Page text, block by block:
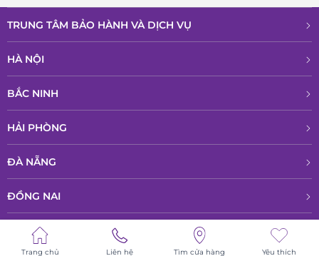
TRUNG TÂM BẢO HÀNH VÀ DỊCH VỤ
HÀ NỘI
BẮC NINH
HẢI PHÒNG
ĐÀ NẴNG
ĐỒNG NAI
HỒ CHÍ MINH
Trang chủ Liên hệ Tìm cửa hàng Yêu thích